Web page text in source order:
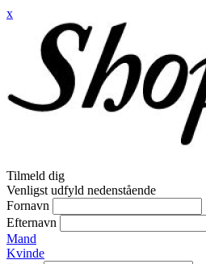
x
Tilmeld dig
Venligst udfyld nedenstående
Fornavn
Efternavn
Mand
Kvinde